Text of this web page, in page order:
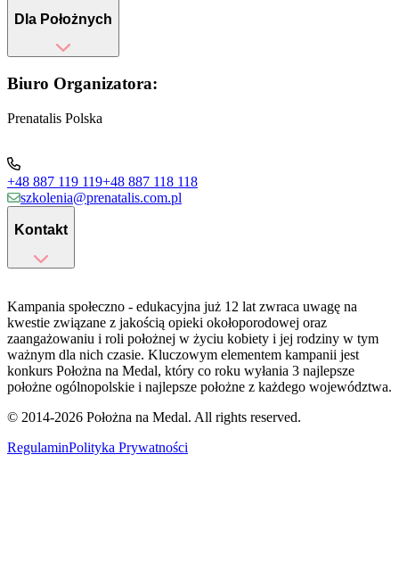
Dla Położnych
Biuro Organizatora:
Prenatalis Polska
+48 887 119 119+48 887 118 118
szkolenia@prenatalis.com.pl
Kontakt
Kampania społeczno - edukacyjna już 12 lat zwraca uwagę na
kwestie związane z jakością opieki okołoporodowej oraz
zaangażowaniu i roli położnej w życiu kobiety i jej rodziny w tym
ważnym dla nich czasie. Kluczowym elementem kampanii jest
konkurs Położna na Medal, który co roku wyłania 3 najlepsze
położne ogólnopolskie i najlepsze położne z każdego województwa.
© 2014-2026 Położna na Medal. All rights reserved.
RegulaminPolityka Prywatności